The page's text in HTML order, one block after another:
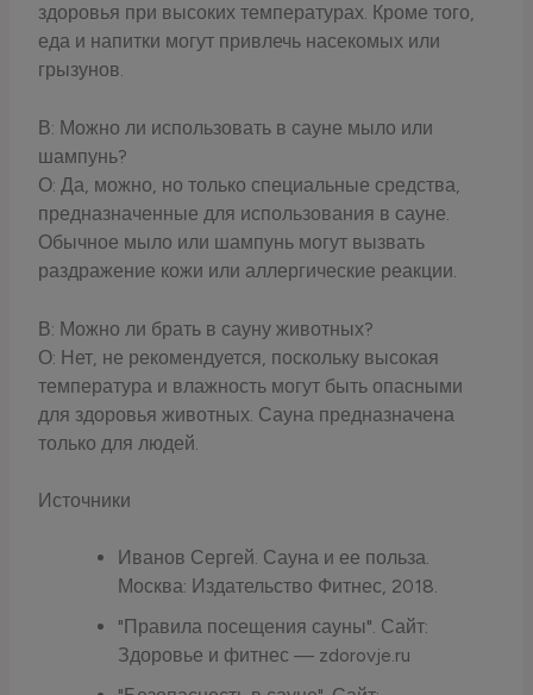
здоровья при высоких температурах. Кроме того,
еда и напитки могут привлечь насекомых или
грызунов.
В: Можно ли использовать в сауне мыло или
шампунь?
О: Да, можно, но только специальные средства,
предназначенные для использования в сауне.
Обычное мыло или шампунь могут вызвать
раздражение кожи или аллергические реакции.
В: Можно ли брать в сауну животных?
О: Нет, не рекомендуется, поскольку высокая
температура и влажность могут быть опасными
для здоровья животных. Сауна предназначена
только для людей.
Источники
Иванов Сергей. Сауна и ее польза.
Москва: Издательство Фитнес, 2018.
"Правила посещения сауны". Сайт:
Здоровье и фитнес — zdorovje.ru